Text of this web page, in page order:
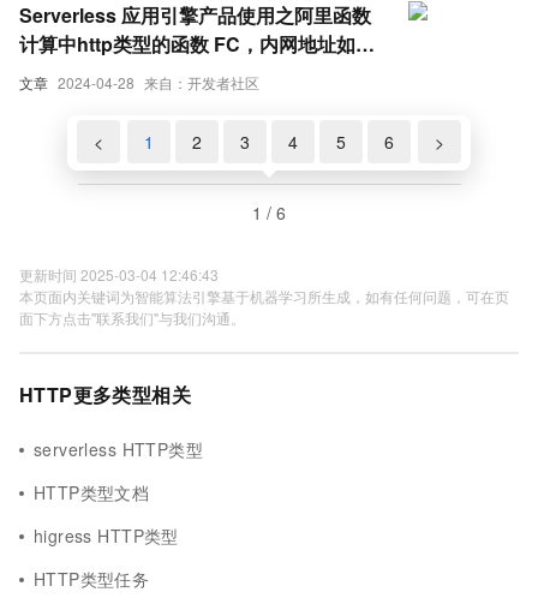
文章 2024-04-28 来自：开发者社区
Serverless 应用引擎产品使用之阿里函数
计算中http类型的函数 FC，内网地址如何
解决
< 1 2 3 4 5 6 >
1 / 6
更新时间 2025-03-04 12:46:43
本页面内关键词为智能算法引擎基于机器学习所生成，如有任何问题，可在页
面下方点击"联系我们"与我们沟通。
HTTP更多类型相关
serverless HTTP类型
HTTP类型文档
higress HTTP类型
HTTP类型任务